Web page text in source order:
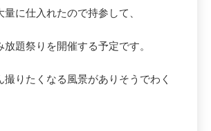
に仕入れたので持参して、
題祭りを開催する予定です。
撮りたくなる風景がありそうでわく